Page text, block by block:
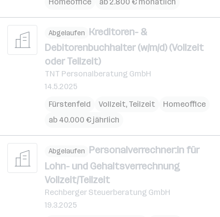
Abgelaufen Kreditoren- &
Debitorenbuchhalter (w/m/d) (Vollzeit
oder Teilzeit)
TNT Personalberatung GmbH
14.5.2025
Fürstenfeld
Vollzeit, Teilzeit
Homeoffice
ab 40.000 € jährlich
Abgelaufen Personalverrechner:in für
Lohn- und Gehaltsverrechnung
Vollzeit/Teilzeit
Rechberger Steuerberatung GmbH
19.3.2025